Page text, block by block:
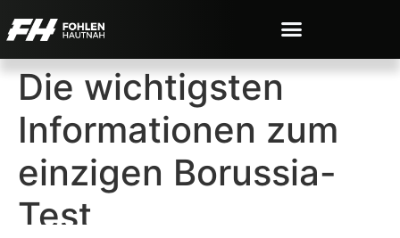
Die wichtigsten
Informationen zum
einzigen Borussia-
Test